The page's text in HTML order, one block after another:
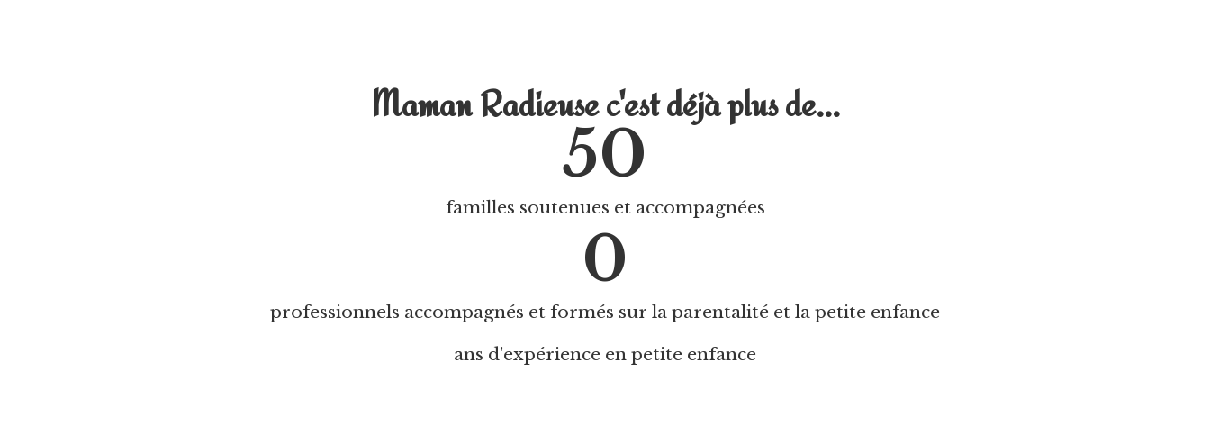
Maman Radieuse c'est déjà plus de...
familles soutenues et accompagnées
50
professionnels accompagnés et formés sur la parentalité et la petite enfance
0
ans d'expérience en petite enfance